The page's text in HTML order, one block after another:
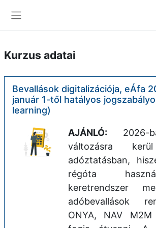
Kurzus adatai
Bevallások digitalizációja, eÁfa
január 1-től hatályos
learning)
AJÁNLÓ: 2026-
változásra
adóztatásban,
régóta
keretrendszer
adóbevallások
ONYA, NAV